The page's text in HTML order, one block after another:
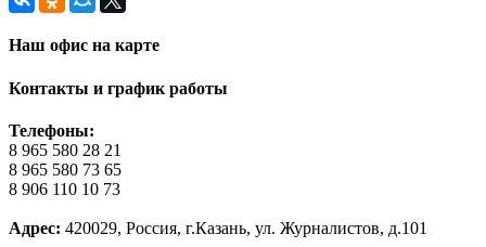
Наш офис на карте
Контакты и график работы
Телефоны:
8 965 580 28 21
8 965 580 73 65
8 906 110 10 73
Адрес: 420029, Россия, г.Казань, ул. Журналистов, д.101